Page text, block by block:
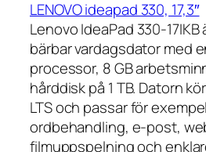
LENOVO ideapad 330, 17,3″
Lenovo IdeaPad 330-
bärbar vardagsdator med
processor, 8 GB
hårddisk på 1 TB. Datorn
LTS och passar för
ordbehandling, e-post,
filmuppspelning och